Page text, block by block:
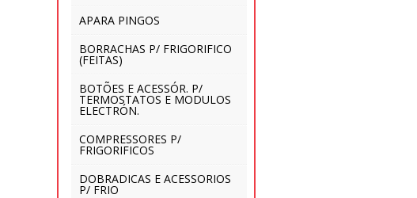
APARA PINGOS
BORRACHAS P/ FRIGORIFICO
(FEITAS)
BOTÕES E ACESSÓR. P/
TERMOSTATOS E MODULOS
ELECTRÓN.
COMPRESSORES P/
FRIGORIFICOS
DOBRADICAS E ACESSORIOS
P/ FRIO